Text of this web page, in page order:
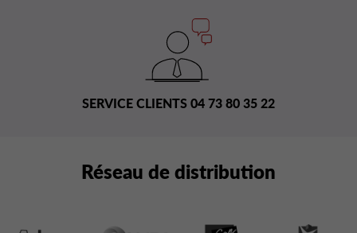
SERVICE CLIENTS 04 73 80 35 22
Réseau de distribution